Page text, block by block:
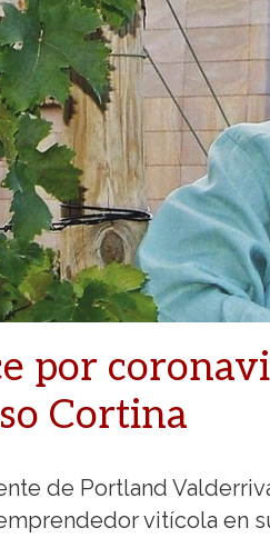
por
Cortina
de Portland
vitícola en